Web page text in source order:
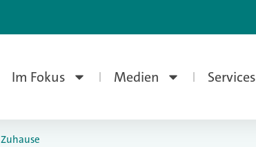
Im Fokus Medien Services
Zuhause